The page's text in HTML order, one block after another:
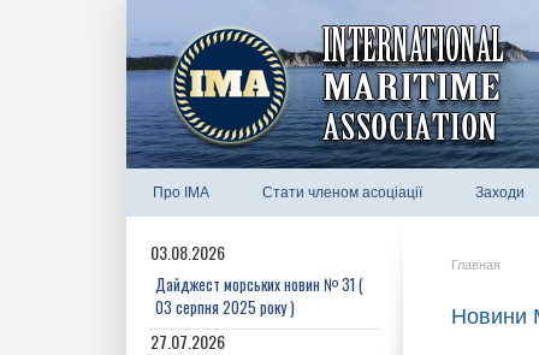
Про IMA Стати членом асоціації Заходи
03.08.2026
Дайджест морських новин № 31 (
03 серпня 2025 року )
27.07.2026
Главная
Новини